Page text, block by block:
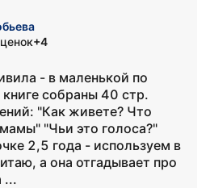
+4
- в маленькой по
собраны 40 стр.
"Как живете? Что
"Чьи это голоса?"
2,5 года - используем в
а она отгадывает про
...